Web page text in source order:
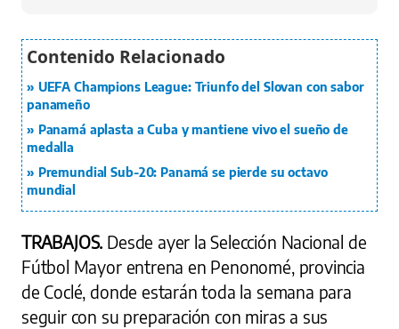
UEFA Champions League: Triunfo del Slovan con sabor
panameño
Panamá aplasta a Cuba y mantiene vivo el sueño de
medalla
Premundial Sub-20: Panamá se pierde su octavo
mundial
TRABAJOS. Desde ayer la Selección Nacional de
Fútbol Mayor entrena en Penonomé, provincia
de Coclé, donde estarán toda la semana para
seguir con su preparación con miras a sus